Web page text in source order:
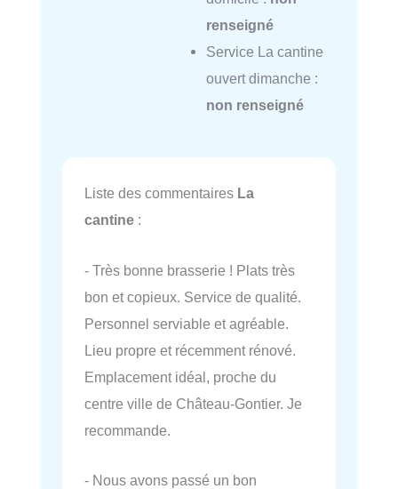
renseigné
Service La cantine
ouvert dimanche :
non renseigné
Liste des commentaires La
cantine :
- Très bonne brasserie ! Plats très
bon et copieux. Service de qualité.
Personnel serviable et agréable.
Lieu propre et récemment rénové.
Emplacement idéal, proche du
centre ville de Château-Gontier. Je
recommande.
- Nous avons passé un bon